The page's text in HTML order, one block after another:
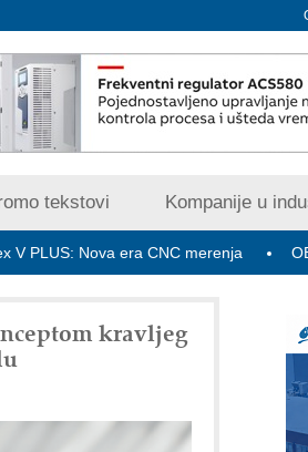
tekstovi Kompanije u
era CNC merenja OBO sistemi
kravljeg